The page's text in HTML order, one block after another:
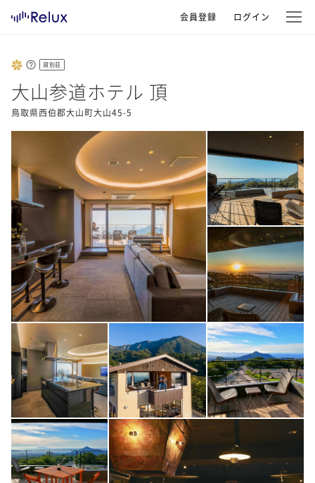
会員登録 ログイン
貸別荘
大山参道ホテル 頂
鳥取県西伯郡大山町大山45-5